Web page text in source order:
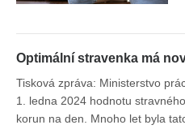
Optimální stravenka má
Tisková zpráva: Ministerstvo
1. ledna 2024 hodnotu
korun na den. Mnoho let byla